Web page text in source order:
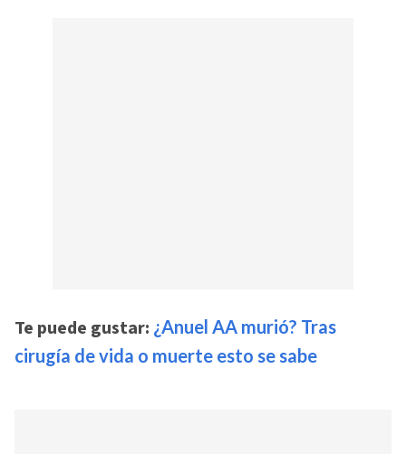
Te puede gustar: ¿Anuel AA murió? Tras
cirugía de vida o muerte esto se sabe